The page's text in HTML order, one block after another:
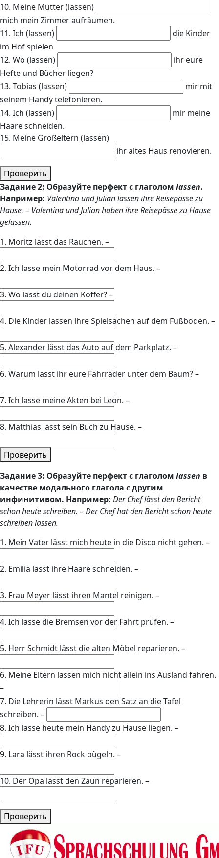
10. Meine Mutter (lassen)
mich mein Zimmer aufräumen.
11. Ich (lassen)
die Kinder
im Hof spielen.
12. Wo (lassen)
ihr eure
Hefte und Bücher liegen?
13. Tobias (lassen)
mir mit
seinem Handy telefonieren.
14. Ich (lassen)
mir meine
Haare schneiden.
15. Meine Großeltern (lassen)
ihr altes Haus renovieren.
Проверить
Задание 2: Образуйте перфект с глаголом lassen.
Например: Valentina und Julian lassen ihre Reisepässe zu
Hause. – Valentina und Julian haben ihre Reisepässe zu Hause
gelassen.
1. Moritz lässt das Rauchen. –
2. Ich lasse mein Motorrad vor dem Haus. –
3. Wo lässt du deinen Koffer? –
4. Die Kinder lassen ihre Spielsachen auf dem Fußboden. –
5. Alexander lässt das Auto auf dem Parkplatz. –
6. Warum lasst ihr eure Fahrräder unter dem Baum? –
7. Ich lasse meine Akten bei Leon. –
8. Matthias lässt sein Buch zu Hause. –
Проверить
Задание 3: Образуйте перфект с глаголом lassen в
качестве модального глагола с другим
инфинитивом. Например: Der Chef lässt den Bericht
schon heute schreiben. – Der Chef hat den Bericht schon heute
schreiben lassen.
1. Mein Vater lässt mich heute in die Disco nicht gehen. –
2. Emilia lässt ihre Haare schneiden. –
3. Frau Meyer lässt ihren Mantel reinigen. –
4. Ich lasse die Bremsen vor der Fahrt prüfen. –
5. Herr Schmidt lässt die alten Möbel reparieren. –
6. Meine Eltern lassen mich nicht allein ins Ausland fahren.
–
7. Die Lehrerin lässt Markus den Satz an die Tafel
schreiben. –
8. Ich lasse heute mein Handy zu Hause liegen. –
9. Lara lässt ihren Rock bügeln. –
10. Der Opa lässt den Zaun reparieren. –
Проверить